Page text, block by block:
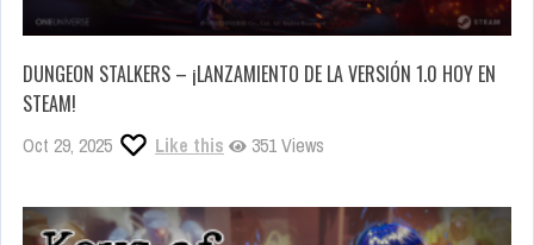
DUNGEON STALKERS – ¡LANZAMIENTO DE LA VERSIÓN 1.0 HOY EN
STEAM!
Oct 29, 2025 Like this 351 Views